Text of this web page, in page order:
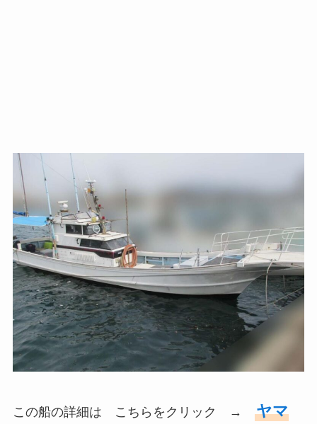
この船の詳細は こちらをクリック → ヤマ